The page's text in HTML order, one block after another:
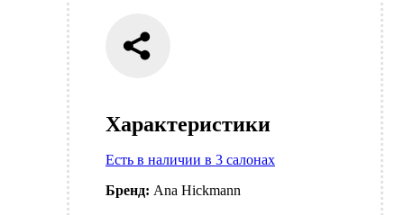
Характеристики
Есть в наличии в 3 салонах
Бренд: Ana Hickmann